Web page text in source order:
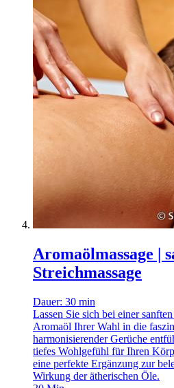
Aromaölmassage |
Streichmassage
Dauer: 30 min
Lassen Sie sich bei einer
Aromaöl Ihrer Wahl in die
harmonisierender Gerüche
tiefes Wohlgefühl für Ihren
eine perfekte Ergänzung zur
Wirkung der ätherischen Öle.